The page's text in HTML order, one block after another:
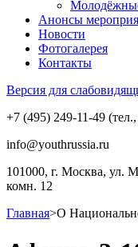
Анонсы
Новости
Фотогалерея
Контакты
Версия для
+7 (495) 249-11-49
info@youthrussia.ru
101000, г. Москва, ул.
комн. 12
Главная>О